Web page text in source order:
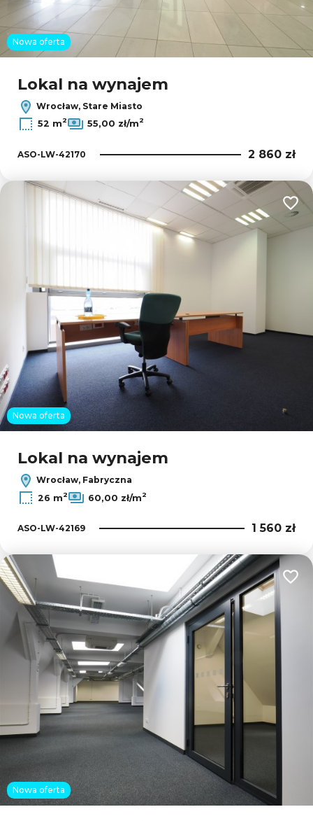
Nowa oferta
Lokal na wynajem
Wrocław, Stare Miasto
52 m2 55,00 zł/m2
ASO-LW-42170 2 860 zł
Nowa oferta
Lokal na wynajem
Wrocław, Fabryczna
26 m2 60,00 zł/m2
ASO-LW-42169 1 560 zł
Nowa oferta